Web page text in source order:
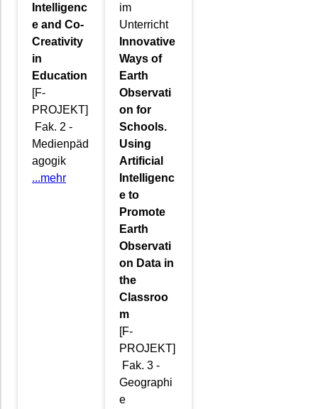
Intelligenc
e and Co-
Creativity
in
Education
[F-
PROJEKT]
Fak. 2 -
Medienpäd
agogik
...mehr
im
Unterricht
Innovative
Ways of
Earth
Observati
on for
Schools.
Using
Artificial
Intelligenc
e to
Promote
Earth
Observati
on Data in
the
Classroo
m
[F-
PROJEKT]
Fak. 3 -
Geographi
e